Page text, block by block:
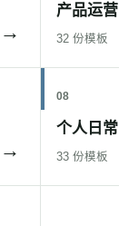
→
产品运营
32 份模板
→
08
个人日常
33 份模板